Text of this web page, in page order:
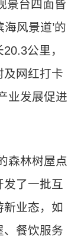
景台四面皆
海风景道’的
公里，
及网红打卡
业发展促进
森林树屋点
了一批互
业态，如
、餐饮服务